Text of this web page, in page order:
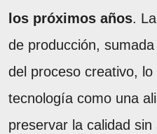
los próximos años.
de producción,
del proceso creativo,
tecnología como una
preservar la calidad